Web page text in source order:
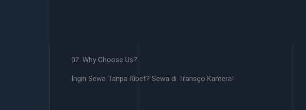
02. Why Choose Us?
Ingin Sewa Tanpa Ribet? Sewa di Transgo Kamera!